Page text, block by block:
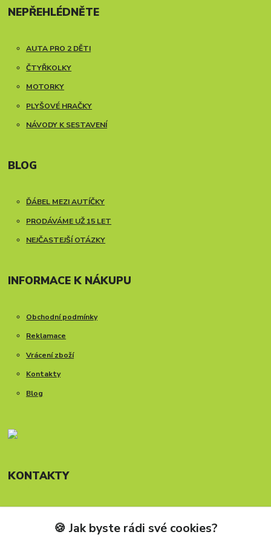
NEPŘEHLÉDNĚTE
AUTA PRO 2 DĚTI
ČTYŘKOLKY
MOTORKY
PLYŠOVÉ HRAČKY
NÁVODY K SESTAVENÍ
BLOG
ĎÁBEL MEZI AUTÍČKY
PRODÁVÁME UŽ 15 LET
NEJČASTEJŠÍ OTÁZKY
INFORMACE K NÁKUPU
Obchodní podmínky
Reklamace
Vrácení zboží
Kontakty
Blog
KONTAKTY
Telefon: +420 777 288 882
Provozní doba Po-Pá, 8-15:30 hod.
🍪 Jak byste rádi své cookies?